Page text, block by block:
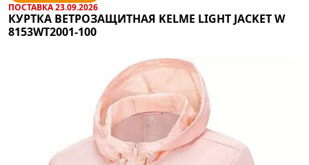
ПОСТАВКА 23.09.2026
КУРТКА ВЕТРОЗАЩИТНАЯ KELME LIGHT JACKET W
8153WT2001-100